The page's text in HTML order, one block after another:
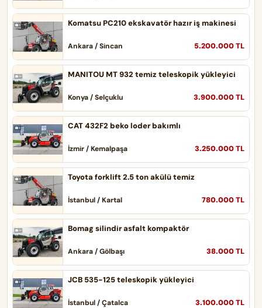
Komatsu PC210 ekskavatör hazır iş makinesi
5.200.000 TL
Ankara / Sincan
MANITOU MT 932 temiz teleskopik yükleyici
3.900.000 TL
Konya / Selçuklu
CAT 432F2 beko loder bakımlı
3.250.000 TL
İzmir / Kemalpaşa
Toyota forklift 2.5 ton akülü temiz
780.000 TL
İstanbul / Kartal
Bomag silindir asfalt kompaktör
38.000 TL
Ankara / Gölbaşı
JCB 535-125 teleskopik yükleyici
3.100.000 TL
İstanbul / Çatalca